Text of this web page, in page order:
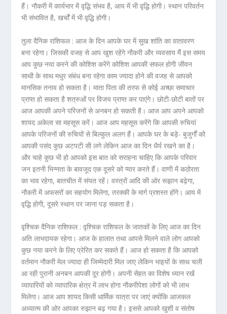
हैं। नौकरी में कार्यभार में वृद्धि संभव है, आय में भी वृद्धि होगी। स्थान परिवर्तन
भी संभावित है, खर्चों में भी वृद्धि होगी।
तुला दैनिक राशिफल :आज के दिन आपके घर में सुख शांति का वातावरण
बना रहेगा। जिसकी वजह से आप खुश रहेंगे नौकरी और व्यवसाय मैं इस समय
आप कुछ नया करने की कोशिश करेंगे कोशिश आपकी सफल होगी जीवन
साथी के साथ मधुर संबंध बना रहेगा काम ज्यादा होने की वजह से आपको
मानसिक तनाव हो सकता है। माता पिता की तरफ से कोई अच्छा समाचार
प्राप्त हो सकता है शत्रुओं पर विजय प्राप्त कर पाएंगे। छोटी-छोटी बातों पर
आज आपकी अपने परिजनों से अनबन हो सकती है। आज आप अपने आपको
शायद अकेला सा महसूस करें। आज आप महसूस करेंगे कि आपकी रुचियां
आपके परिजनों की रुचियों से बिल्कुल अलग हैं। आपके घर के बड़े- बुजुर्गों को
आपकी पसंद कुछ अटपटी सी लगे लेकिन आज का दिन धैर्य रखने का है।
और चाहे कुछ भी हो आपको इस बात को सराहना चाहिए कि आपके परिवार
जन इतनी भिन्नता के बावजूद एक दूसरे को प्यार करते हैं। वाणी में कठोरता
का भाव रहेगा, बातचीत में संयत रहें। वस्त्रों आदि की ओर रूझान बढ़ेगा,
नौकरी में अफसरों का सहयोग मिलेगा, तरक्की के मार्ग प्रशस्त होंगे। आय में
वृद्धि होगी, दूसरे स्थान पर जाना पड़ सकता है।
वृश्चिक दैनिक राशिफल :वृश्चिक राशिफल के जातकों के लिए आज का दिन
अति लाभदायक रहेगा। आज के हालात तथा आपसे मिलने वाले लोग आपको
कुछ नया करने के लिए प्रेरित कर सकते हैं। आज हो सकता है कि आपको
वर्तमान नौकरी मेल ज्यादा ही जिम्मेदारी मिल जाए लेकिन भाइयों के साथ चली
आ रही पुरानी अनबन आपकी दूर होगी। अपनी सेहत का विशेष ध्यान रखें
व्यापारियों को व्यापारिक क्षेत्र में लाभ होगा नौकरीपेशा लोगों को भी लाभ
मिलेगा। आज आप शायद किसी धार्मिक यात्रा पर जाएं क्योंकि आजकल
अध्यात्म की ओर आपका रुझान बढ़ गया है। इससे आपको खुशी व संतोष